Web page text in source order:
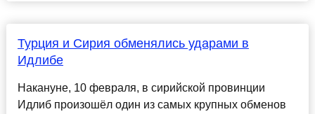
Турция и Сирия обменялись ударами в
Идлибе
Накануне, 10 февраля, в сирийской провинции
Идлиб произошёл один из самых крупных обменов